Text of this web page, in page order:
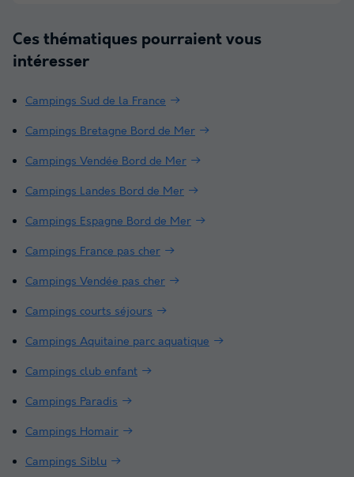
Ces thématiques pourraient vous
intéresser
Campings Sud de la France
Campings Bretagne Bord de Mer
Campings Vendée Bord de Mer
Campings Landes Bord de Mer
Campings Espagne Bord de Mer
Campings France pas cher
Campings Vendée pas cher
Campings courts séjours
Campings Aquitaine parc aquatique
Campings club enfant
Campings Paradis
Campings Homair
Campings Siblu